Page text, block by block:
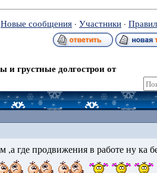
Новые сообщения· Участники·
и грустные долгострои от
,а где продвижения в работе ну ка